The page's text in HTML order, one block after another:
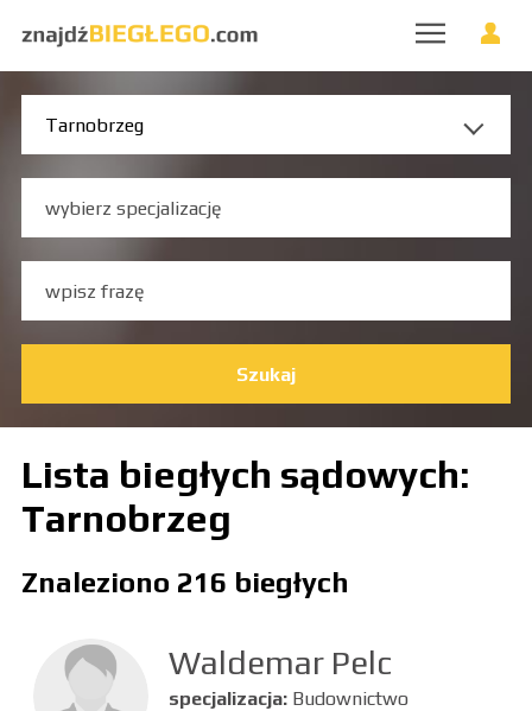
Szukaj
Lista biegłych sądowych:
Tarnobrzeg
Znaleziono 216 biegłych
Waldemar Pelc
specjalizacja: Budownictwo